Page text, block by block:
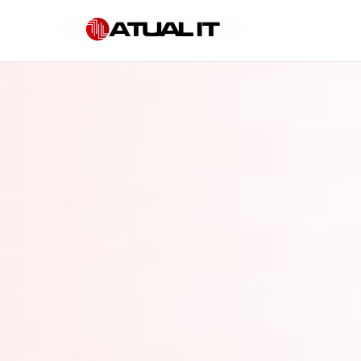
Início » TI terceirizada em Cuiabá